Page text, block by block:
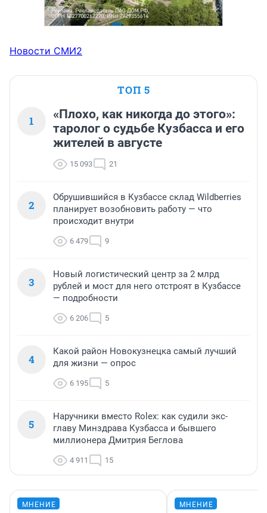
Новости СМИ2
ТОП 5
1
«Плохо, как никогда до этого»:
таролог о судьбе Кузбасса и его
жителей в августе
15 093 21
2
Обрушившийся в Кузбассе склад Wildberries
планирует возобновить работу — что
происходит внутри
6 479 9
3
Новый логистический центр за 2 млрд
рублей и мост для него отстроят в Кузбассе
— подробности
6 206 5
4
Какой район Новокузнецка самый лучший
для жизни — опрос
6 195 5
5
Наручники вместо Rolex: как судили экс-
главу Минздрава Кузбасса и бывшего
миллионера Дмитрия Беглова
4 911 15
МНЕНИЕ МНЕНИЕ